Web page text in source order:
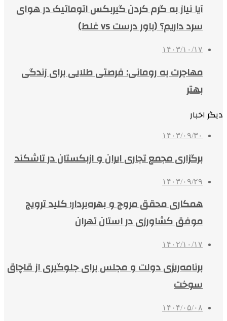
آیا نیاز به گرم کردن گیربکس اتوماتیک در هوای
سرد داریم؟ (باور درست vs غلط)
۱۴۰۳/۱۰/۱۷
مهاجرت به رومانی: فرصتی طلایی برای زندگی
بهتر
دیگر اخبار
۱۴۰۳/۰۹/۳۰
برگزاری مجمع تجاری ایران و ازبکستان در تاشکند
۱۴۰۳/۰۹/۲۹
همکاری محقق مروج و بهره‌بردار؛ کلید ترویج
موفق کشاورزی در استان تهران
۱۴۰۲/۱۰/۱۷
برنامه‌ریزی دولت و مجلس برای جلوگیری از قاچاق
سوخت
۱۴۰۴/۰۵/۰۸